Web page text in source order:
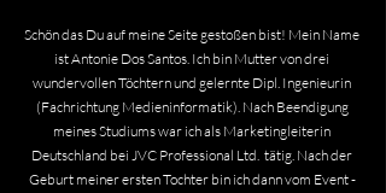
Schön das Du auf meine Seite gestoßen bist! Mein Name
ist Antonie Dos Santos. Ich bin Mutter von drei
wundervollen Töchtern und gelernte Dipl. Ingenieurin
(Fachrichtung Medieninformatik). Nach Beendigung
meines Studiums war ich als Marketingleiterin
Deutschland bei JVC Professional Ltd. tätig. Nach der
Geburt meiner ersten Tochter bin ich dann vom Event -